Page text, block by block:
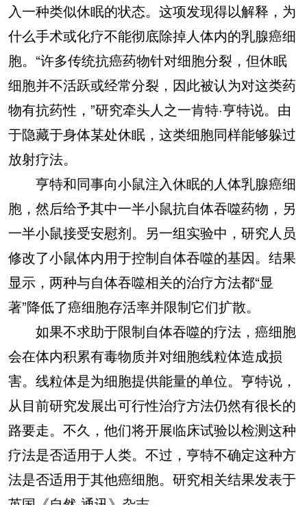
入一种类似休眠的状态。这项发现得以解释，为
什么手术或化疗不能彻底除掉人体内的乳腺癌细
胞。“许多传统抗癌药物针对细胞分裂，但休眠
细胞并不活跃或经常分裂，因此被认为对这类药
物有抗药性，”研究牵头人之一肯特·亨特说。由
于隐藏于身体某处休眠，这类细胞同样能够躲过
放射疗法。
亨特和同事向小鼠注入休眠的人体乳腺癌细
胞，然后给予其中一半小鼠抗自体吞噬药物，另
一半小鼠接受安慰剂。另一组实验中，研究人员
修改了小鼠体内用于控制自体吞噬的基因。结果
显示，两种与自体吞噬相关的治疗方法都“显
著”降低了癌细胞存活率并限制它们扩散。
如果不求助于限制自体吞噬的疗法，癌细胞
会在体内积累有毒物质并对细胞线粒体造成损
害。线粒体是为细胞提供能量的单位。亨特说，
从目前研究发展出可行性治疗方法仍然有很长的
路要走。不久，他们将开展临床试验以检测这种
疗法是否适用于人类。不过，亨特不确定这种方
法是否适用于其他癌细胞。研究相关结果发表于